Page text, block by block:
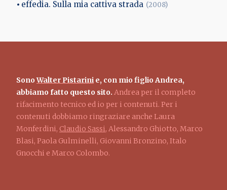
effedia. Sulla mia cattiva strada (2008)
SonoWalter Pistarini e, con mio figlio Andrea,
abbiamo fatto questo sito. Andrea per il completo
rifacimento tecnico ed io per i contenuti. Per i
contenuti dobbiamo ringraziare anche Laura
Monferdini, Claudio Sassi, Alessandro Ghiotto, Marco
Blasi, Paola Gulminelli, Giovanni Bronzino, Italo
Gnocchi e Marco Colombo.